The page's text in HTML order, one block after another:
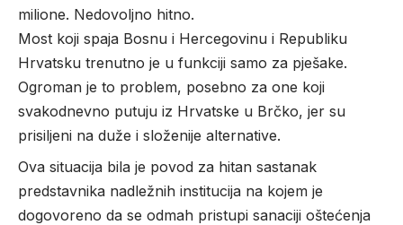
milione. Nedovoljno hitno.
Most koji spaja Bosnu i Hercegovinu i Republiku
Hrvatsku trenutno je u funkciji samo za pješake.
Ogroman je to problem, posebno za one koji
svakodnevno putuju iz Hrvatske u Brčko, jer su
prisiljeni na duže i složenije alternative.
Ova situacija bila je povod za hitan sastanak
predstavnika nadležnih institucija na kojem je
dogovoreno da se odmah pristupi sanaciji oštećenja